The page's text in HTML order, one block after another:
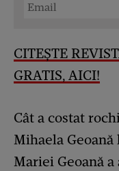
CITEȘTE
GRATIS, AICI!
Cât a costat
Mihaela
Mariei Geoană